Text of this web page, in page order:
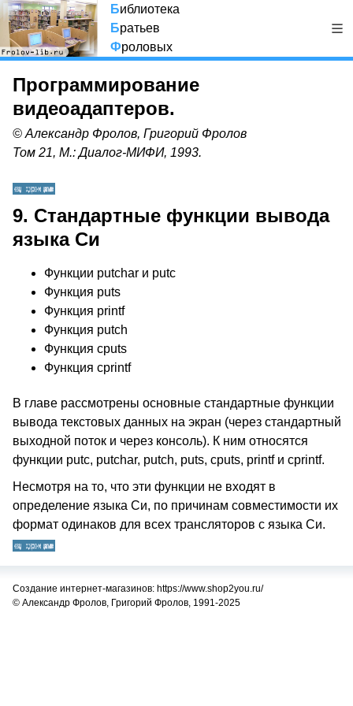
Библиотека
Братьев
Фроловых
Программирование
видеоадаптеров.
© Александр Фролов, Григорий Фролов
Том 21, М.: Диалог-МИФИ, 1993.
9. Стандартные функции вывода
языка Си
Функции putchar и putc
Функция puts
Функция printf
Функция putch
Функция cputs
Функция cprintf
В главе рассмотрены основные стандартные функции
вывода текстовых данных на экран (через стандартный
выходной поток и через консоль). К ним относятся
функции putc, putchar, putch, puts, cputs, printf и cprintf.
Несмотря на то, что эти функции не входят в
определение языка Си, по причинам совместимости их
формат одинаков для всех трансляторов с языка Си.
Создание интернет-магазинов: https://www.shop2you.ru/
© Александр Фролов, Григорий Фролов, 1991-2025